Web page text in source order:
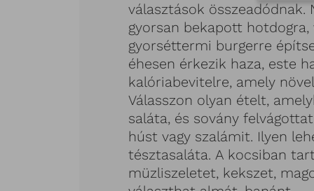
választások
gyorsan bekapott hotdogra,
gyorséttermi burgerre
éhesen érkezik haza, este
kalóriabevitelre, amely
Válasszon olyan ételt,
saláta, és sovány
húst vagy szalámit. Ilyen
tésztasaláta. A kocsiban
müzliszeletet, kekszet,